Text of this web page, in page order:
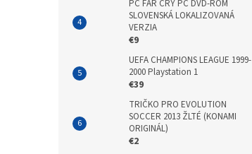
PC FAR CRY PC DVD-ROM
SLOVENSKÁ LOKALIZOVANÁ
VERZIA
€9
UEFA CHAMPIONS LEAGUE 1999-
2000 Playstation 1
€39
TRIČKO PRO EVOLUTION
SOCCER 2013 ŽLTÉ (KONAMI
ORIGINÁL)
€2